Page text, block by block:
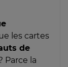
les cartes
de
Parce la